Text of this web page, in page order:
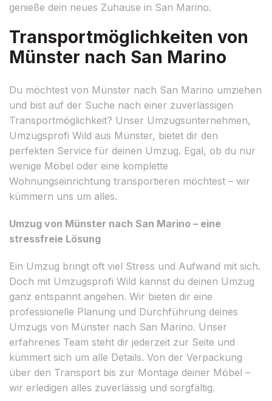
genieße dein neues Zuhause in San Marino.
Transportmöglichkeiten von
Münster nach San Marino
Du möchtest von Münster nach San Marino umziehen
und bist auf der Suche nach einer zuverlässigen
Transportmöglichkeit? Unser Umzugsunternehmen,
Umzugsprofi Wild aus Münster, bietet dir den
perfekten Service für deinen Umzug. Egal, ob du nur
wenige Möbel oder eine komplette
Wohnungseinrichtung transportieren möchtest – wir
kümmern uns um alles.
Umzug von Münster nach San Marino – eine
stressfreie Lösung
Ein Umzug bringt oft viel Stress und Aufwand mit sich.
Doch mit Umzugsprofi Wild kannst du deinen Umzug
ganz entspannt angehen. Wir bieten dir eine
professionelle Planung und Durchführung deines
Umzugs von Münster nach San Marino. Unser
erfahrenes Team steht dir jederzeit zur Seite und
kümmert sich um alle Details. Von der Verpackung
über den Transport bis zur Montage deiner Möbel –
wir erledigen alles zuverlässig und sorgfältig.